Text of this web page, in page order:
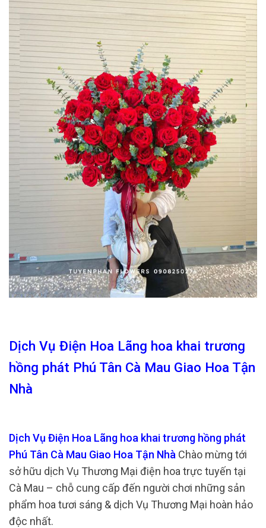
Dịch Vụ Điện Hoa Lãng hoa khai trương
hồng phát Phú Tân Cà Mau Giao Hoa Tận
Nhà
Dịch Vụ Điện Hoa Lãng hoa khai trương hồng phát
Phú Tân Cà Mau Giao Hoa Tận Nhà Chào mừng tới
sở hữu dịch Vụ Thương Mại điện hoa trực tuyến tại
Cà Mau – chỗ cung cấp đến người chơi những sản
phẩm hoa tươi sáng & dịch Vụ Thương Mại hoàn hảo
độc nhất.